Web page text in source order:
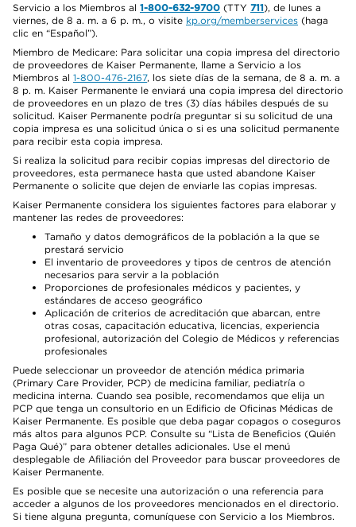
Servicio a los Miembros al 1-800-632-9700 (TTY 711), de lunes a
viernes, de 8 a. m. a 6 p. m., o visite kp.org/memberservices (haga
clic en “Español”).
Miembro de Medicare: Para solicitar una copia impresa del directorio
de proveedores de Kaiser Permanente, llame a Servicio a los
Miembros al 1-800-476-2167, los siete días de la semana, de 8 a. m. a
8 p. m. Kaiser Permanente le enviará una copia impresa del directorio
de proveedores en un plazo de tres (3) días hábiles después de su
solicitud. Kaiser Permanente podría preguntar si su solicitud de una
copia impresa es una solicitud única o si es una solicitud permanente
para recibir esta copia impresa.
Si realiza la solicitud para recibir copias impresas del directorio de
proveedores, esta permanece hasta que usted abandone Kaiser
Permanente o solicite que dejen de enviarle las copias impresas.
Kaiser Permanente considera los siguientes factores para elaborar y
mantener las redes de proveedores:
Tamaño y datos demográficos de la población a la que se
prestará servicio
El inventario de proveedores y tipos de centros de atención
necesarios para servir a la población
Proporciones de profesionales médicos y pacientes, y
estándares de acceso geográfico
Aplicación de criterios de acreditación que abarcan, entre
otras cosas, capacitación educativa, licencias, experiencia
profesional, autorización del Colegio de Médicos y referencias
profesionales
Puede seleccionar un proveedor de atención médica primaria
(Primary Care Provider, PCP) de medicina familiar, pediatría o
medicina interna. Cuando sea posible, recomendamos que elija un
PCP que tenga un consultorio en un Edificio de Oficinas Médicas de
Kaiser Permanente. Es posible que deba pagar copagos o coseguros
más altos para algunos PCP. Consulte su “Lista de Beneficios (Quién
Paga Qué)” para obtener detalles adicionales. Use el menú
desplegable de Afiliación del Proveedor para buscar proveedores de
Kaiser Permanente.
Es posible que se necesite una autorización o una referencia para
acceder a algunos de los proveedores mencionados en el directorio.
Si tiene alguna pregunta, comuníquese con Servicio a los Miembros.